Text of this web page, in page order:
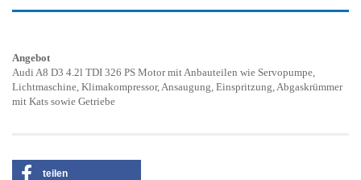
Angebot
Audi A8 D3 4.2l TDI 326 PS Motor mit Anbauteilen wie Servopumpe,
Lichtmaschine, Klimakompressor, Ansaugung, Einspritzung, Abgaskrümmer
mit Kats sowie Getriebe
teilen